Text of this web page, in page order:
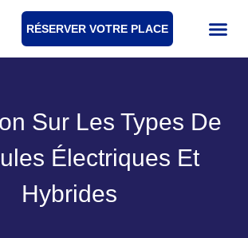
RÉSERVER VOTRE PLACE
Sur Les Types De
Électriques Et
Hybrides